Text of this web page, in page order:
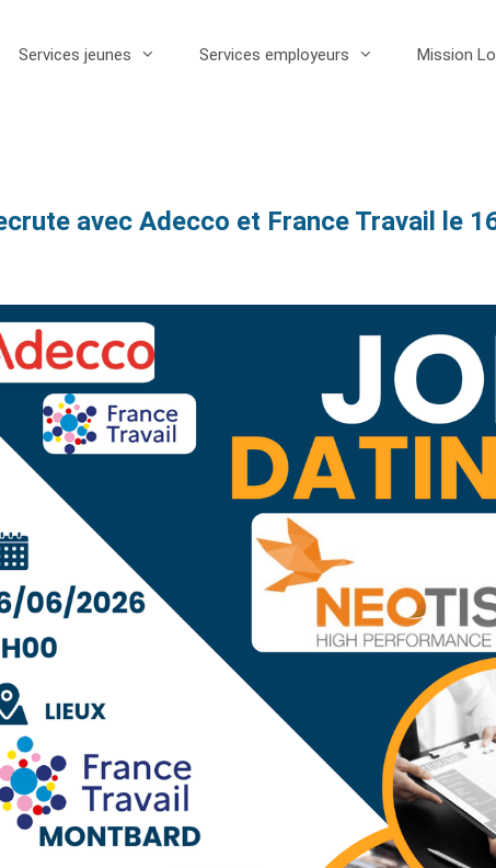
Services jeunes Services employeurs Mission
avec Adecco et France Travail le